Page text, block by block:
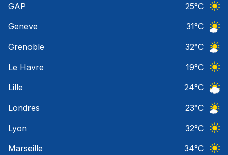
GAP
25°C
Geneve
31°C
Grenoble
32°C
Le Havre
19°C
Lille
24°C
Londres
23°C
Lyon
32°C
Marseille
34°C